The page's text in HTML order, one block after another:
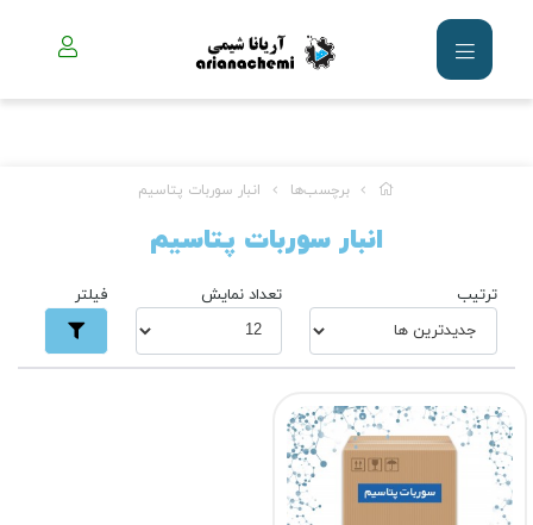
برچسب‌ها انبار سوربات پتاسیم
انبار سوربات پتاسیم
ترتیب تعداد نمایش فیلتر